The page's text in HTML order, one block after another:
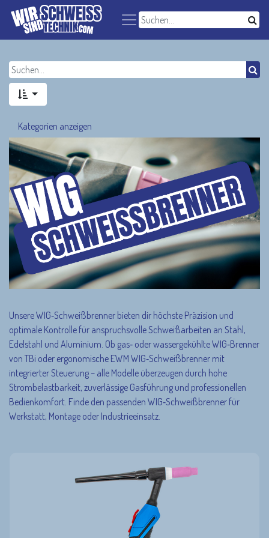
Kategorien anzeigen
Unsere WIG‑Schweißbrenner bieten dir höchste Präzision und
optimale Kontrolle für anspruchsvolle Schweißarbeiten an Stahl,
Edelstahl und Aluminium. Ob gas‑ oder wassergekühlte WIG‑Brenner
von TBi oder ergonomische EWM WIG‑Schweißbrenner mit
integrierter Steuerung – alle Modelle überzeugen durch hohe
Strombelastbarkeit, zuverlässige Gasführung und professionellen
Bedienkomfort. Finde den passenden WIG‑Schweißbrenner für
Werkstatt, Montage oder Industrieeinsatz.